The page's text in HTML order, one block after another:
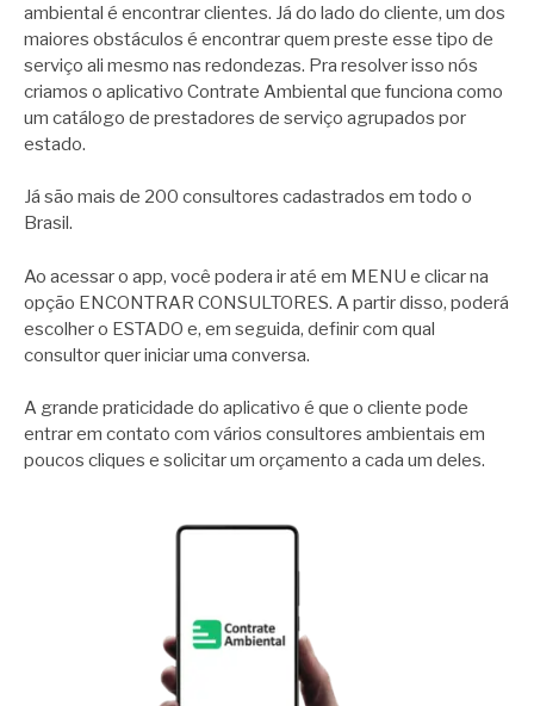
ambiental é encontrar clientes. Já do lado do cliente, um dos
maiores obstáculos é encontrar quem preste esse tipo de
serviço ali mesmo nas redondezas. Pra resolver isso nós
criamos o aplicativo Contrate Ambiental que funciona como
um catálogo de prestadores de serviço agrupados por
estado.
Já são mais de 200 consultores cadastrados em todo o
Brasil.
Ao acessar o app, você podera ir até em MENU e clicar na
opção ENCONTRAR CONSULTORES. A partir disso, poderá
escolher o ESTADO e, em seguida, definir com qual
consultor quer iniciar uma conversa.
A grande praticidade do aplicativo é que o cliente pode
entrar em contato com vários consultores ambientais em
poucos cliques e solicitar um orçamento a cada um deles.